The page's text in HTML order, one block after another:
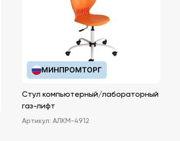
МИНПРОМТОРГ
Стул компьютерный/лабораторный
газ-лифт
Артикул: АЛКМ-4912